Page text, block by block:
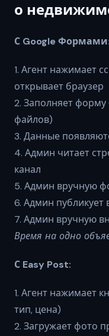
о
С Google Формами:
1. Агент нажимает
открывает браузер
2. Заполняет форму
файлов)
3. Данные
4. Админ читает
канал
5. Админ вручную
6. Админ публикует
7. Админ вручную
Время на одно
С Easy Post:
1. Агент нажимает
тип, цена)
2. Загружает фото